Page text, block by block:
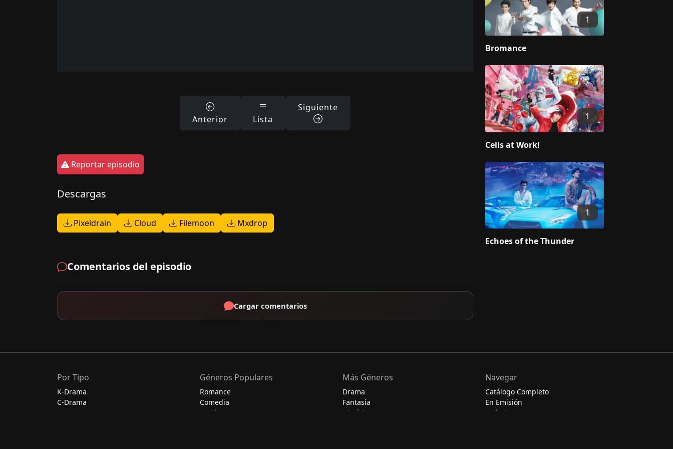
Anterior Lista
Siguiente
Reportar episodio
Descargas
Pixeldrain Cloud Filemoon Mxdrop
Comentarios del episodio
Cargar comentarios
1
Bromance
1
Cells at Work!
1
Echoes of the Thunder
Por Tipo
K-Drama
C-Drama
Géneros Populares
Romance
Comedia
Acción
Más Géneros
Drama
Fantasía
Histórico
Navegar
Catálogo Completo
En Emisión
Películas